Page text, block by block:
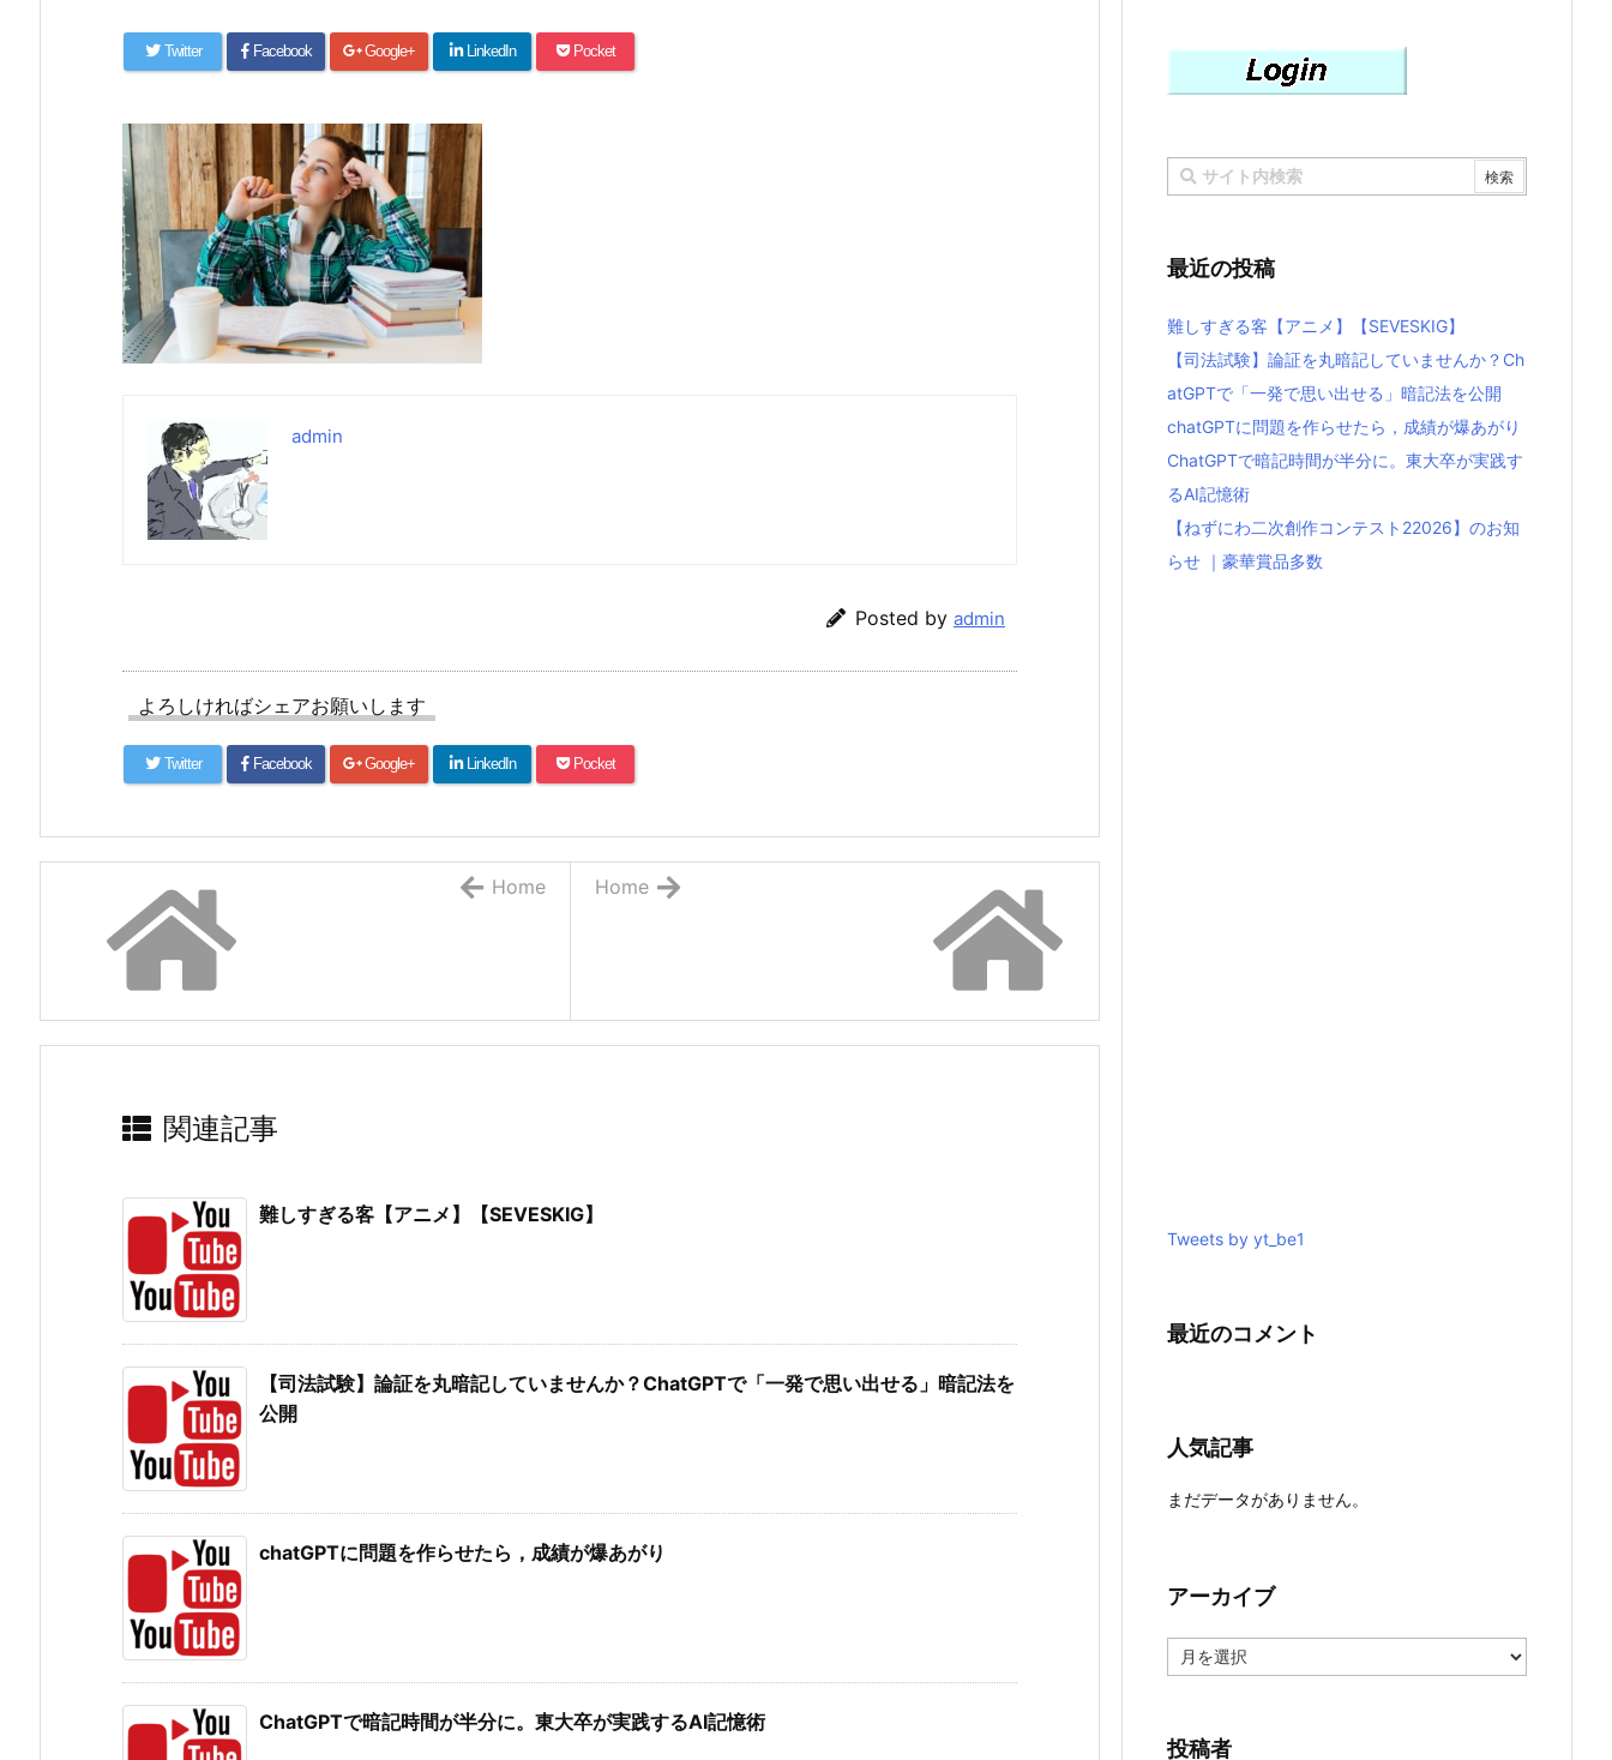
Twitter Facebook Google+ LinkedIn Pocket
admin
Posted by admin
よろしければシェアお願いします
Twitter Facebook Google+ LinkedIn Pocket
Home
Home
関連記事
難しすぎる客【アニメ】【SEVESKIG】
【司法試験】論証を丸暗記していませんか？ChatGPTで「一発で思い出せる」暗記法を
公開
chatGPTに問題を作らせたら，成績が爆あがり
ChatGPTで暗記時間が半分に。東大卒が実践するAI記憶術
最近の投稿
難しすぎる客【アニメ】【SEVESKIG】
【司法試験】論証を丸暗記していませんか？Ch
atGPTで「一発で思い出せる」暗記法を公開
chatGPTに問題を作らせたら，成績が爆あがり
ChatGPTで暗記時間が半分に。東大卒が実践す
るAI記憶術
【ねずにわ二次創作コンテスト22026】のお知
らせ ｜豪華賞品多数
Tweets by yt_be1
最近のコメント
人気記事
まだデータがありません。
アーカイブ
ー
ブ
投稿者